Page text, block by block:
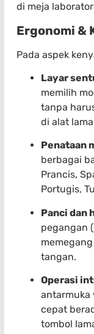
di meja
Ergonomi &
Pada aspek
Layar
memilih
tanpa
di alat
Penataan
berbagai
Prancis,
Portugis,
Panci dan
pegangan
tangan.
Operasi
antarmuka
cepat
tombol